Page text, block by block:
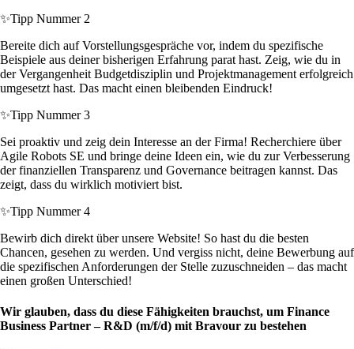
✨Tipp Nummer 2
Bereite dich auf Vorstellungsgespräche vor, indem du spezifische
Beispiele aus deiner bisherigen Erfahrung parat hast. Zeig, wie du in
der Vergangenheit Budgetdisziplin und Projektmanagement erfolgreich
umgesetzt hast. Das macht einen bleibenden Eindruck!
✨Tipp Nummer 3
Sei proaktiv und zeig dein Interesse an der Firma! Recherchiere über
Agile Robots SE und bringe deine Ideen ein, wie du zur Verbesserung
der finanziellen Transparenz und Governance beitragen kannst. Das
zeigt, dass du wirklich motiviert bist.
✨Tipp Nummer 4
Bewirb dich direkt über unsere Website! So hast du die besten
Chancen, gesehen zu werden. Und vergiss nicht, deine Bewerbung auf
die spezifischen Anforderungen der Stelle zuzuschneiden – das macht
einen großen Unterschied!
Wir glauben, dass du diese Fähigkeiten brauchst, um Finance
Business Partner – R&D (m/f/d) mit Bravour zu bestehen